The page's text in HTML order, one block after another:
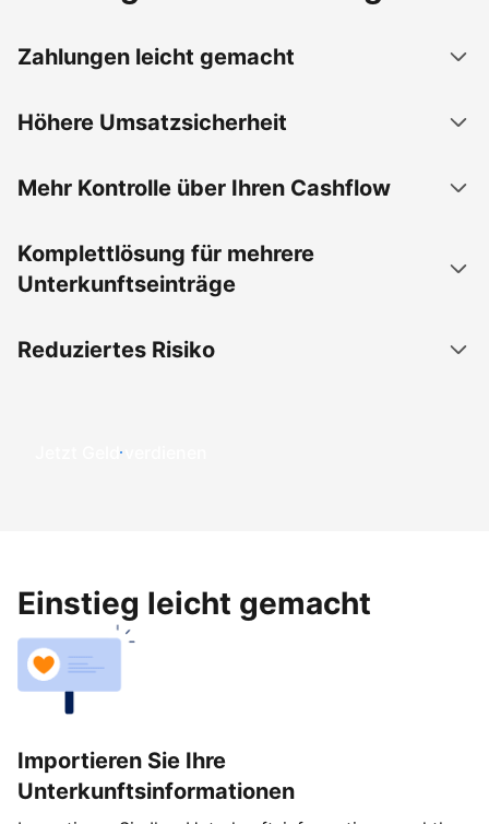
Zahlungen leicht gemacht
Höhere Umsatzsicherheit
Mehr Kontrolle über Ihren Cashflow
Komplettlösung für mehrere
Unterkunftseinträge
Reduziertes Risiko
Jetzt Geld verdienen
Einstieg leicht gemacht
Importieren Sie Ihre
Unterkunftsinformationen